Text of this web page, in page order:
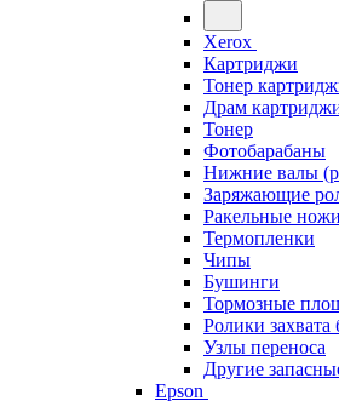
Xerox
Картриджи
Тонер
Драм
Тонер
Фотобарабаны
Нижние валы
Заряжающие
Ракельные ножи
Термопленки
Чипы
Бушинги
Тормозные
Ролики захвата
Узлы переноса
Другие
Epson